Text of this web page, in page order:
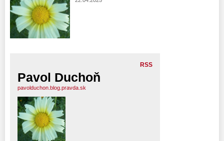
RSS
Pavol Duchoň
pavolduchon.blog.pravda.sk